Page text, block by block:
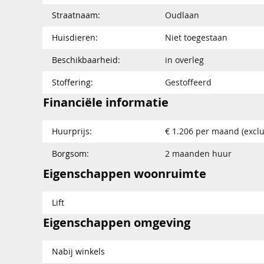
Straatnaam:
Oudlaan
Huisdieren:
Niet toegestaan
Beschikbaarheid:
in overleg
Stoffering:
Gestoffeerd
Financiële informatie
Huurprijs:
€ 1.206 per maand
Borgsom:
2 maanden huur
Eigenschappen woonruimte
Lift
Eigenschappen omgeving
Nabij winkels